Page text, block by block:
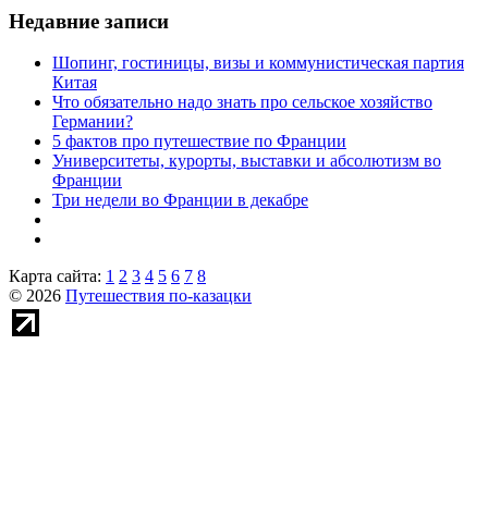
Недавние записи
Шопинг, гостиницы, визы и коммунистическая партия
Китая
Что обязательно надо знать про сельское хозяйство
Германии?
5 фактов про путешествие по Франции
Университеты, курорты, выставки и абсолютизм во
Франции
Три недели во Франции в декабре
Карта сайта: 1 2 3 4 5 6 7 8
© 2026 Путешествия по-казацки